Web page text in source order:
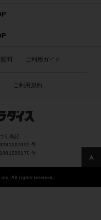
問 ご利用ガイド
ご利用規約
く表記
号
号
inc. All rights reserved.